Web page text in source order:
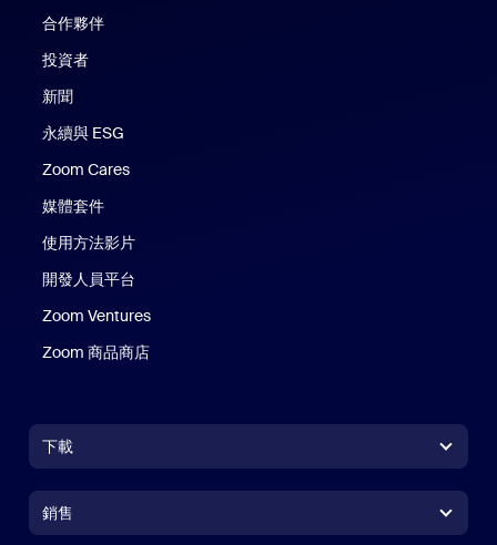
合作夥伴
投資者
新聞
永續與 ESG
Zoom Cares
媒體套件
使用方法影片
開發人員平台
Zoom Ventures
Zoom 商品商店
下載
Zoom Rooms 應用程式Zoom Rooms 應用程式
銷售